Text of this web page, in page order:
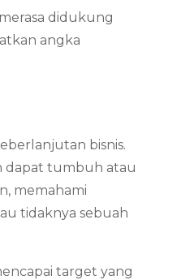
didukung
angka
bisnis.
dapat tumbuh atau
memahami
tidaknya sebuah
target yang